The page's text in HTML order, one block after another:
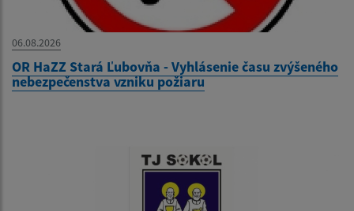
06.08.2026
OR HaZZ Stará Ľubovňa - Vyhlásenie času zvýšeného
nebezpečenstva vzniku požiaru